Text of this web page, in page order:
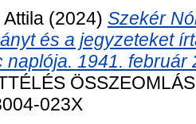
(2024) Szekér
és a jegyzeteket
naplója. 1941. február
023X